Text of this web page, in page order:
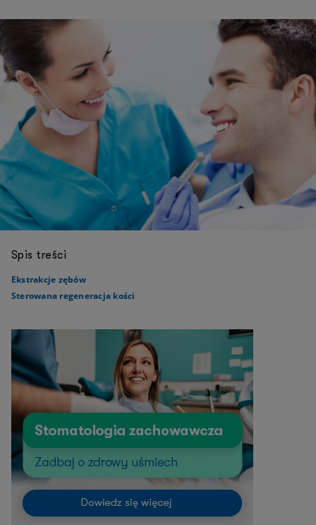
Spis treści
Ekstrakcje zębów
Sterowana regeneracja kości